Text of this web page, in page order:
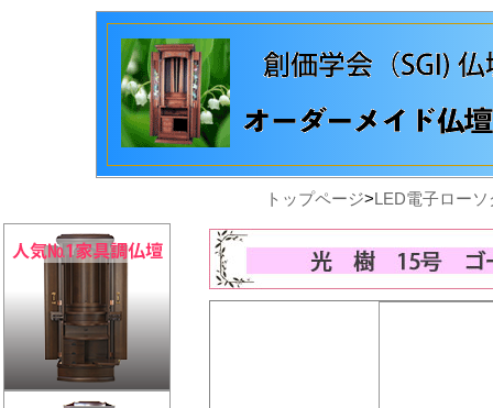
トップページ>LED電子ロー